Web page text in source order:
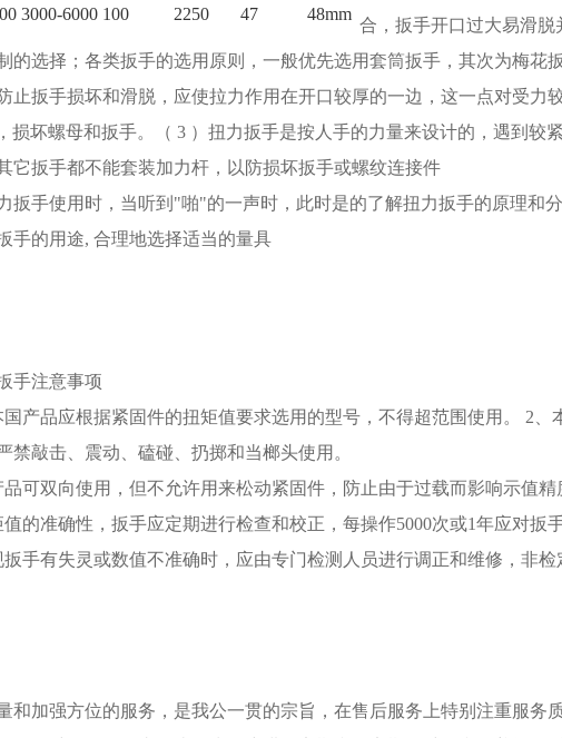
3000-6000 100 2250 47 48mm
合，扳手开口过大易滑
的选择；各类扳手的选用原则，一般优先选用套筒扳手，其次为梅花
止扳手损坏和滑脱，应使拉力作用在开口较厚的一边，这一点对受力
损坏螺母和扳手。（ 3 ）扭力扳手是按人手的力量来设计的，遇到较
它扳手都不能套装加力杆，以防损坏扳手或螺纹连接件
扳手使用时，当听到"啪"的一声时，此时是的了解扭力扳手的原理和
手的用途, 合理地选择适当的量具
手注意事项
国产品应根据紧固件的扭矩值要求选用的型号，不得超范围使用。 2
禁敲击、震动、磕碰、扔掷和当榔头使用。
可双向使用，但不允许用来松动紧固件，防止由于过载而影响示值精
的准确性，扳手应定期进行检查和校正，每操作5000次或1年应对扳
手有失灵或数值不准确时，应由专门检测人员进行调正和维修，非检
和加强方位的服务，是我公一贯的宗旨，在售后服务上特别注重服务